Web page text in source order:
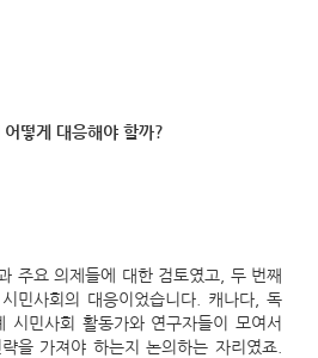
떻게 대응해야 할까?
주요 의제들에 대한 검토였고, 두 번째
민사회의 대응이었습니다. 캐나다, 독
시민사회 활동가와 연구자들이 모여서
을 가져야 하는지 논의하는 자리였죠.